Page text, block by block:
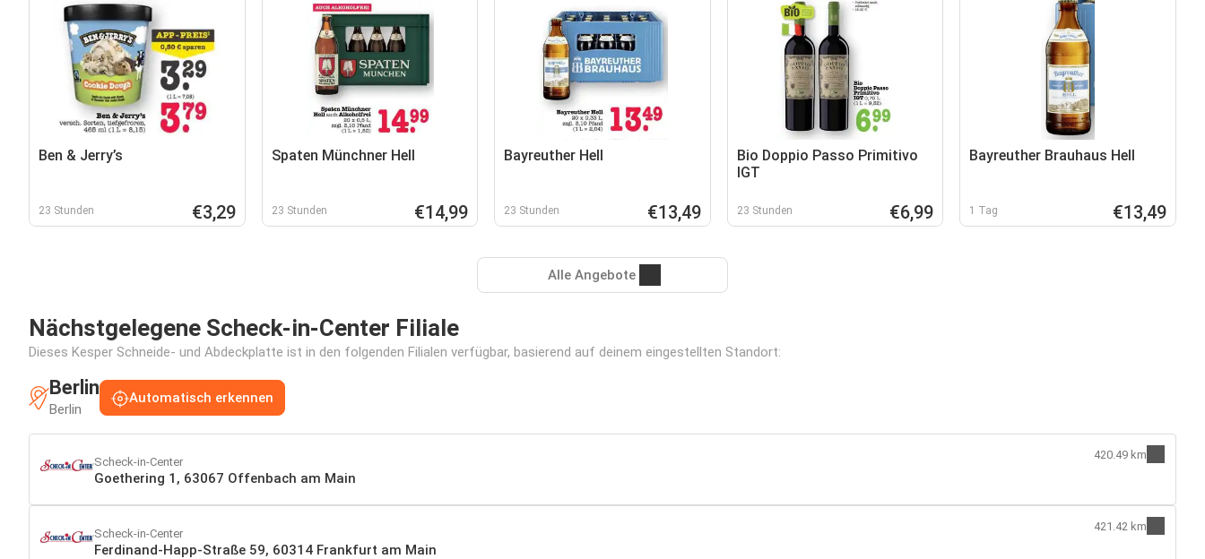
Ben & Jerry’s
23 Stunden €3,29
Spaten Münchner Hell
23 Stunden €14,99
Bayreuther Hell
23 Stunden €13,49
Bio Doppio Passo Primitivo
IGT
23 Stunden €6,99
Bayreuther Brauhaus Hell
1 Tag €13,49
Alle Angebote
Nächstgelegene Scheck-in-Center Filiale
Dieses Kesper Schneide- und Abdeckplatte ist in den folgenden Filialen verfügbar, basierend auf deinem eingestellten Standort:
Berlin
Berlin
Automatisch erkennen
Scheck-in-Center
Goethering 1, 63067 Offenbach am Main
420.49 km
Scheck-in-Center
Ferdinand-Happ-Straße 59, 60314 Frankfurt am Main
421.42 km